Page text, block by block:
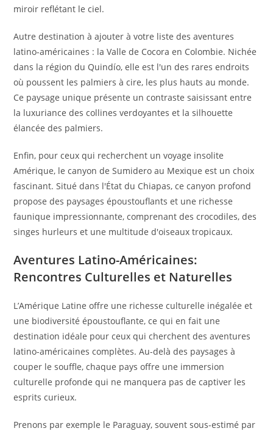
miroir reflétant le ciel.
Autre destination à ajouter à votre liste des aventures
latino-américaines : la Valle de Cocora en Colombie. Nichée
dans la région du Quindío, elle est l'un des rares endroits
où poussent les palmiers à cire, les plus hauts au monde.
Ce paysage unique présente un contraste saisissant entre
la luxuriance des collines verdoyantes et la silhouette
élancée des palmiers.
Enfin, pour ceux qui recherchent un voyage insolite
Amérique, le canyon de Sumidero au Mexique est un choix
fascinant. Situé dans l'État du Chiapas, ce canyon profond
propose des paysages époustouflants et une richesse
faunique impressionnante, comprenant des crocodiles, des
singes hurleurs et une multitude d'oiseaux tropicaux.
Aventures Latino-Américaines:
Rencontres Culturelles et Naturelles
L’Amérique Latine offre une richesse culturelle inégalée et
une biodiversité époustouflante, ce qui en fait une
destination idéale pour ceux qui cherchent des aventures
latino-américaines complètes. Au-delà des paysages à
couper le souffle, chaque pays offre une immersion
culturelle profonde qui ne manquera pas de captiver les
esprits curieux.
Prenons par exemple le Paraguay, souvent sous-estimé par